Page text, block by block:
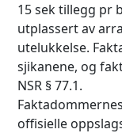
15 sek tillegg pr
utplassert av
utelukkelse.
sjikanene, og
NSR § 77.1.
offisielle